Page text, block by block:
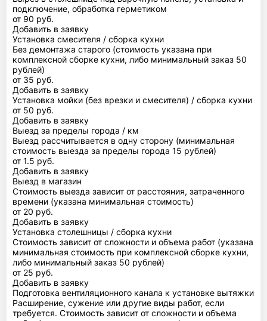
подключение, обработка герметиком
от 90 руб.
Добавить в заявку
Установка смесителя / сборка кухни
Без демонтажа старого (стоимость указана при
комплексной сборке кухни, либо минимальный заказ 50
рублей)
от 35 руб.
Добавить в заявку
Установка мойки (без врезки и смесителя) / сборка кухни
от 50 руб.
Добавить в заявку
Выезд за пределы города / км
Выезд рассчитывается в одну сторону (минимальная
стоимость выезда за пределы города 15 рублей)
от 1.5 руб.
Добавить в заявку
Выезд в магазин
Стоимость выезда зависит от расстояния, затраченного
времени (указана минимальная стоимость)
от 20 руб.
Добавить в заявку
Установка столешницы / сборка кухни
Стоимость зависит от сложности и объема работ (указана
минимальная стоимость при комплексной сборке кухни,
либо минимальный заказ 50 рублей)
от 25 руб.
Добавить в заявку
Подготовка вентиляционного канала к установке вытяжки
Расширение, сужение или другие виды работ, если
требуется. Стоимость зависит от сложности и объема